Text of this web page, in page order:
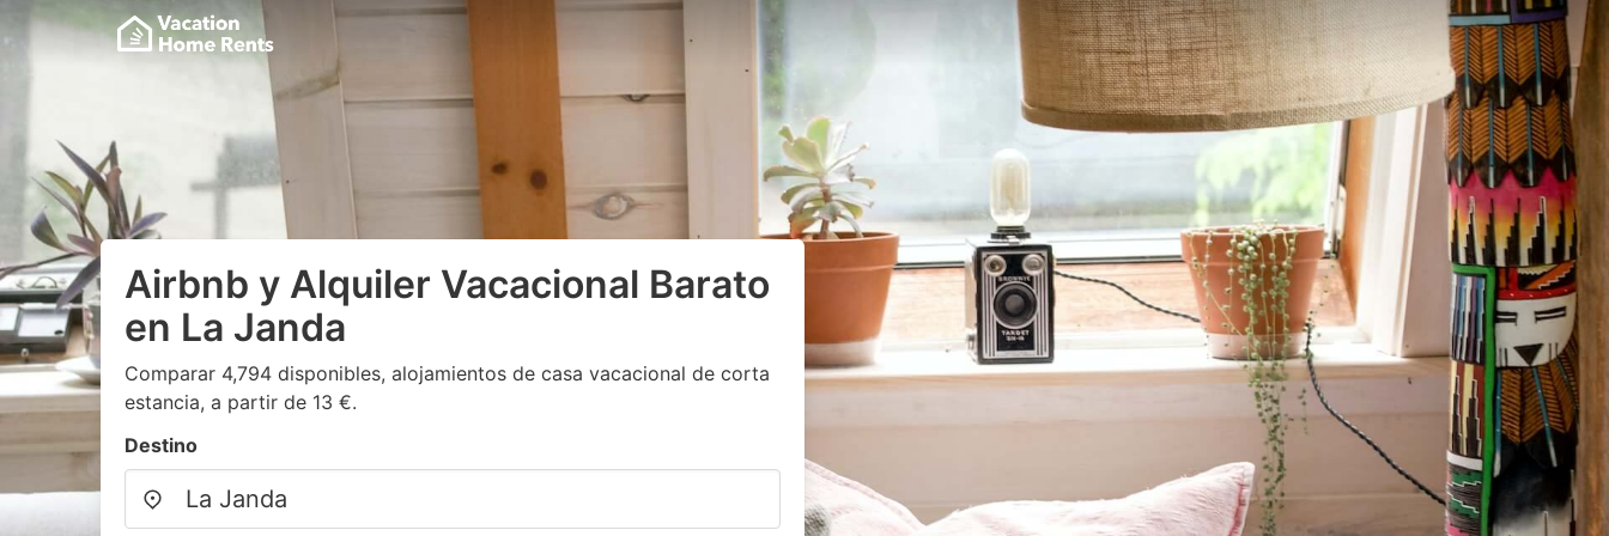
Airbnb y Alquiler Vacacional Barato
en La Janda
Comparar 4,794 disponibles, alojamientos de casa vacacional de corta
estancia, a partir de 13 €.
Destino